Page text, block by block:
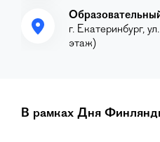
г. Екатеринбург,
этаж)
В рамках Дня